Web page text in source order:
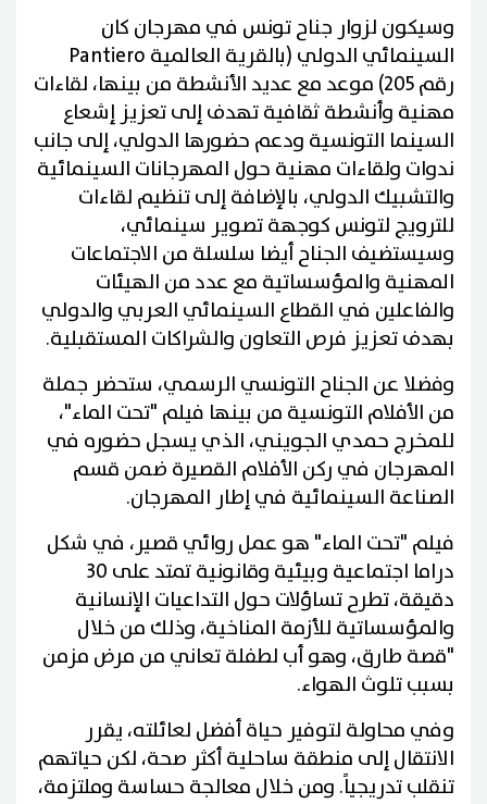
وسيكون لزوار جناح تونس في مهرجان كان
السينمائي الدولي (بالقرية العالمية Pantiero
رقم 205) موعد مع عديد الأنشطة من بينها، لقاءات
مهنية وأنشطة ثقافية تهدف إلى تعزيز إشعاع
السينما التونسية ودعم حضورها الدولي، إلى جانب
ندوات ولقاءات مهنية حول المهرجانات السينمائية
والتشبيك الدولي، بالإضافة إلى تنظيم لقاءات
للترويج لتونس كوجهة تصوير سينمائي،
وسيستضيف الجناح أيضا سلسلة من الاجتماعات
المهنية والمؤسساتية مع عدد من الهيئات
والفاعلين في القطاع السينمائي العربي والدولي
بهدف تعزيز فرص التعاون والشراكات المستقبلية.
وفضلا عن الجناح التونسي الرسمي، ستحضر جملة
من الأفلام التونسية من بينها فيلم "تحت الماء"،
للمخرج حمدي الجويني، الذي يسجل حضوره في
المهرجان في ركن الأفلام القصيرة ضمن قسم
الصناعة السينمائية في إطار المهرجان.
فيلم "تحت الماء" هو عمل روائي قصير، في شكل
دراما اجتماعية وبيئية وقانونية تمتد على 30
دقيقة، تطرح تساؤلات حول التداعيات الإنسانية
والمؤسساتية للأزمة المناخية، وذلك من خلال
"قصة طارق، وهو أب لطفلة تعاني من مرض مزمن
بسبب تلوث الهواء.
وفي محاولة لتوفير حياة أفضل لعائلته، يقرر
الانتقال إلى منطقة ساحلية أكثر صحة، لكن حياتهم
تنقلب تدريجياً. ومن خلال معالجة حساسة وملتزمة،